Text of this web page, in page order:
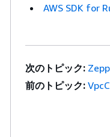
AWS SDK for
次のトピック:
前のトピック: